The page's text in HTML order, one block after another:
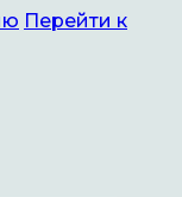
Перейти к